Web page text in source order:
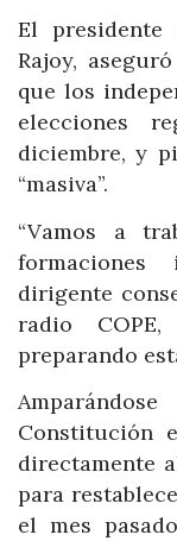
El presidente
Rajoy,
que los
elecciones
diciembre, y
“masiva”.
“Vamos a
formaciones
dirigente
radio
preparando
Constitución
directamente
para
el mes